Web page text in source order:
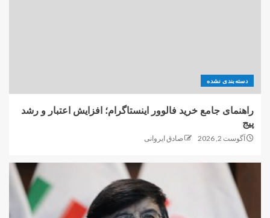
دسته‌بندی نشده
راهنمای جامع خرید فالوور اینستاگرام؛ افزایش اعتبار و رشد
پیج
آگوست 2, 2026 صادق ایروانی